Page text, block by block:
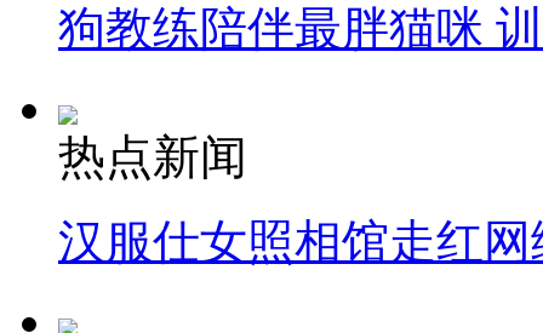
狗教练陪伴最胖猫咪
热点新闻
汉服仕女照相馆走红网